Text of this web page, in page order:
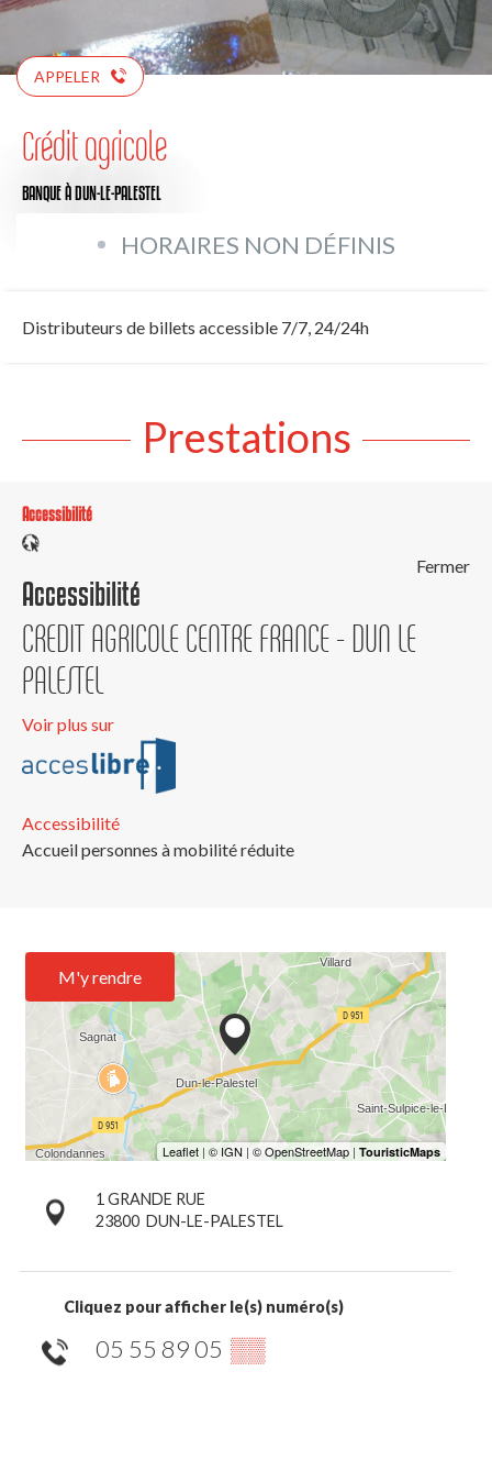
APPELER
Crédit agricole
BANQUEÀ DUN-LE-PALESTEL
HORAIRES NON DÉFINIS
Distributeurs de billets accessible 7/7, 24/24h
Prestations
Accessibilité
Fermer
Accessibilité
CREDIT AGRICOLE CENTRE FRANCE - DUN LE
PALESTEL
Voir plus sur
Accessibilité
Accueil personnes à mobilité réduite
M'y rendre
1 GRANDE RUE
23800 DUN-LE-PALESTEL
Cliquez pour afficher le(s) numéro(s)
05 55 89 05 ▒▒